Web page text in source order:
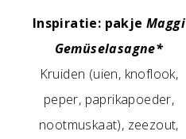
Inspiratie: pakjeMaggi
Gemüselasagne*
Kruiden (uien, knoflook,
peper, paprikapoeder,
nootmuskaat), zeezout,